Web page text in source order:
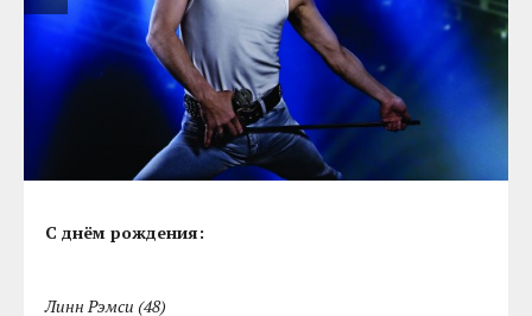
С днём рождения:
Линн Рэмси (48)